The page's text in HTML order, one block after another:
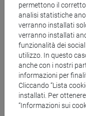
Corsi di
[FT2]
filosofia e
filosofia
permettono il
analisi statistiche
verranno installati
verranno installati
funzionalità dei
utilizzo. In questo
anche con i nostri
informazioni per
Cliccando “Lista
installati. Per
“Informazioni sui